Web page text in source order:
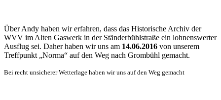
Über Andy haben wir erfahren, dass das Historische Archiv der
WVV im Alten Gaswerk in der Ständerbühlstraße ein lohnenswerter
Ausflug sei. Daher haben wir uns am 14.06.2016 von unserem
Treffpunkt „Norma“ auf den Weg nach Grombühl gemacht.
Bei recht unsicherer Wetterlage haben wir uns auf den Weg gemacht